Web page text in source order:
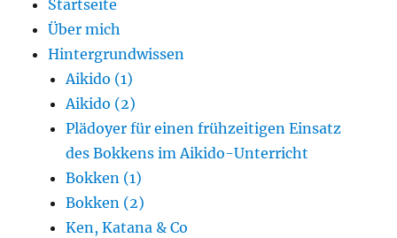
Startseite
Über mich
Hintergrundwissen
Aikido (1)
Aikido (2)
Plädoyer für einen frühzeitigen Einsatz
des Bokkens im Aikido-Unterricht
Bokken (1)
Bokken (2)
Ken, Katana & Co